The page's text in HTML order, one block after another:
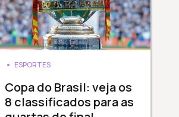
ESPORTES
Copa do Brasil: veja os
8 classificados para as